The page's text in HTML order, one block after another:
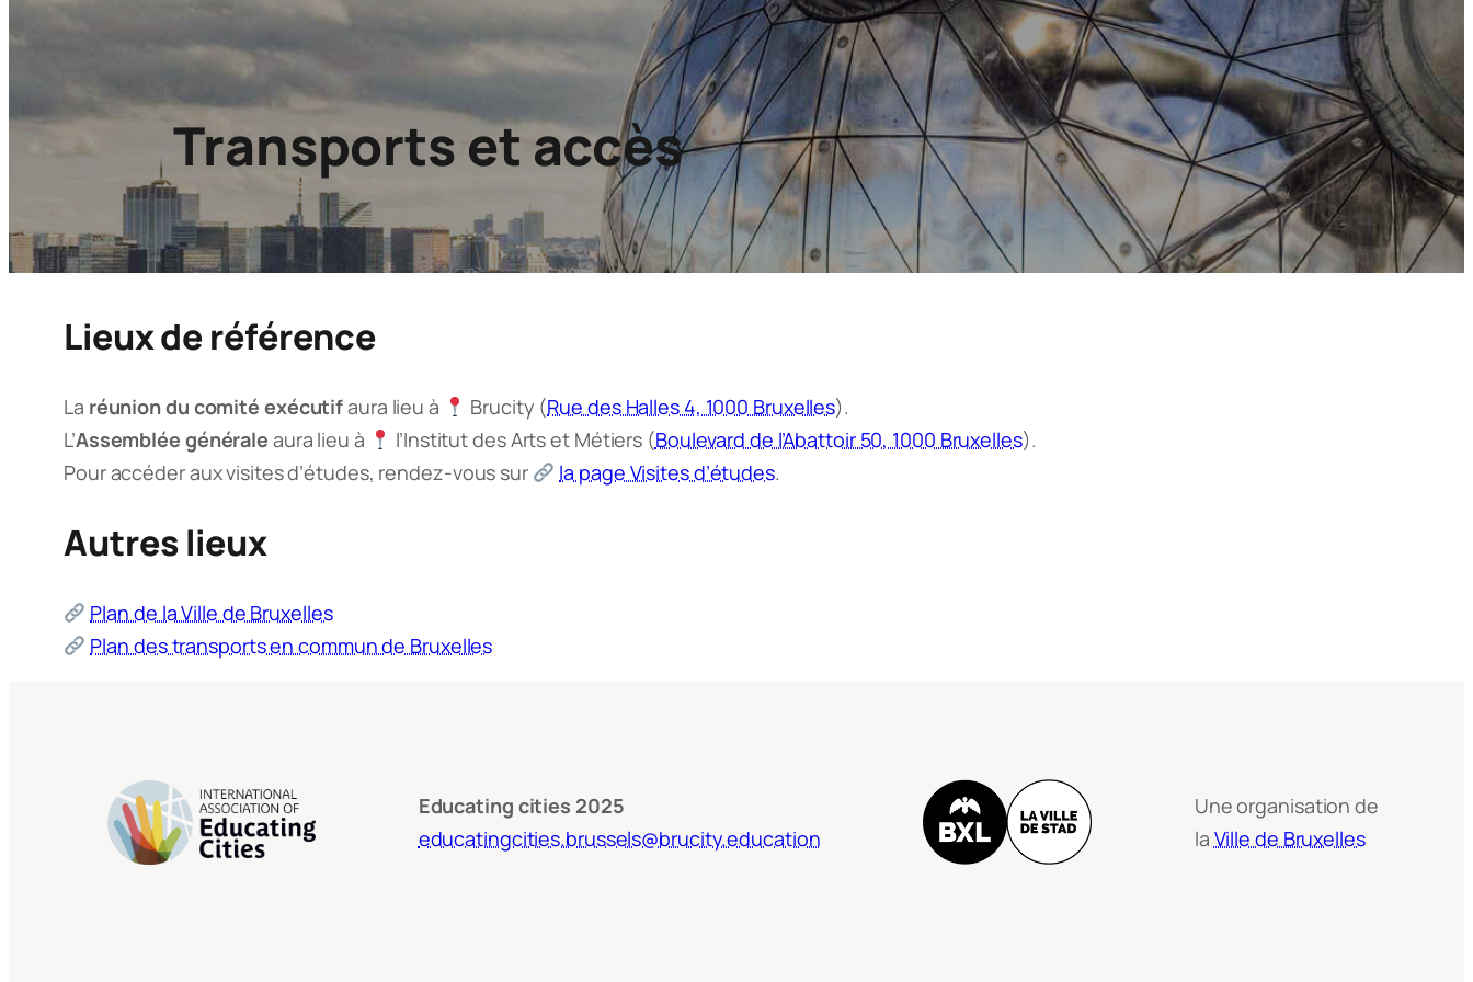
Transports et accès
Lieux de référence
La réunion du comité exécutifaura lieu à Brucity (Rue des Halles 4, 1000 Bruxelles).
L’Assemblée générale aura lieu à l’Institut des Arts et Métiers (Boulevard de l’Abattoir 50, 1000 Bruxelles).
Pour accéder aux visites d’études, rendez-vous sur
la page Visites d’études.
Autres lieux
Plan de la Ville de Bruxelles
Plan des transports en commun de Bruxelles
Educating cities 2025
educatingcities.brussels@brucity.education
Une organisation de
la Ville de Bruxelles